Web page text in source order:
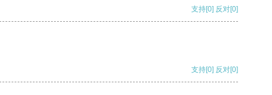
支持[0] 反对[0]
支持[0] 反对[0]